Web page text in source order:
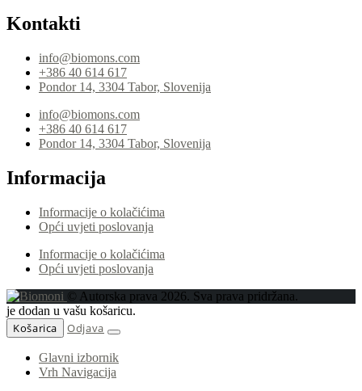
Kontakti
info@biomons.com
+386 40 614 617
Pondor 14, 3304 Tabor, Slovenija
info@biomons.com
+386 40 614 617
Pondor 14, 3304 Tabor, Slovenija
Informacija
Informacije o kolačićima
Opći uvjeti poslovanja
Informacije o kolačićima
Opći uvjeti poslovanja
© Autorska prava 2026. Sva prava pridržana.
je dodan u vašu košaricu.
Košarica Odjava
Glavni izbornik
Vrh Navigacija